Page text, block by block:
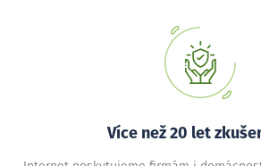
Více než 20 let